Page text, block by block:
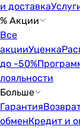
и доставка
% Акции
Все
акцииУценка
до -50%
лояльности
Больше
Гарантия
обменКредит и